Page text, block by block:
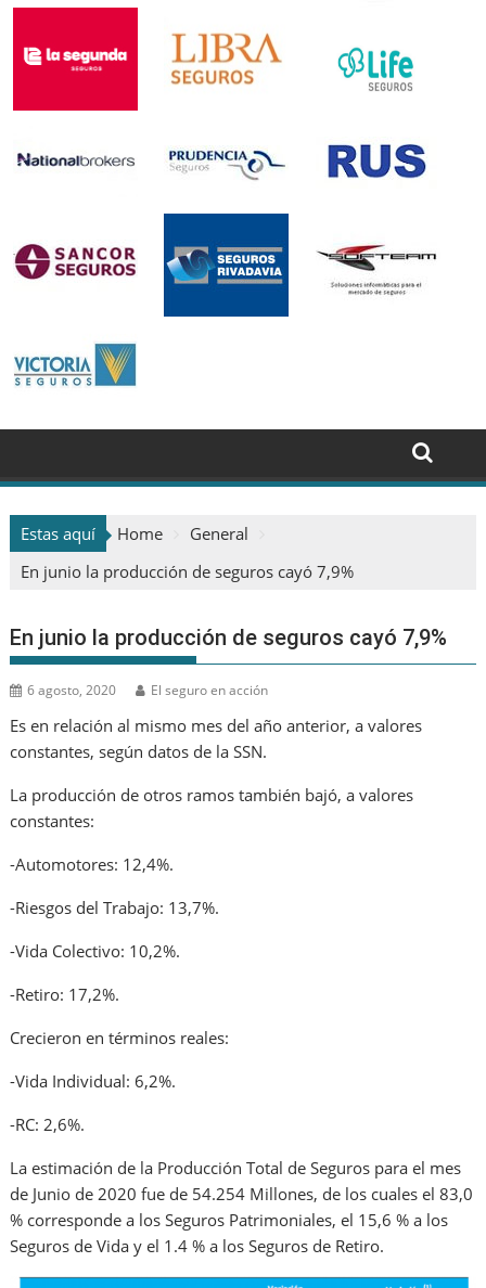
Estas aquí Home
General
En junio la producción de seguros cayó 7,9%
En junio la producción de seguros cayó 7,9%
6 agosto, 2020 El seguro en acción
Es en relación al mismo mes del año anterior, a valores
constantes, según datos de la SSN.
La producción de otros ramos también bajó, a valores
constantes:
-Automotores: 12,4%.
-Riesgos del Trabajo: 13,7%.
-Vida Colectivo: 10,2%.
-Retiro: 17,2%.
Crecieron en términos reales:
-Vida Individual: 6,2%.
-RC: 2,6%.
La estimación de la Producción Total de Seguros para el mes
de Junio de 2020 fue de 54.254 Millones, de los cuales el 83,0
% corresponde a los Seguros Patrimoniales, el 15,6 % a los
Seguros de Vida y el 1.4 % a los Seguros de Retiro.